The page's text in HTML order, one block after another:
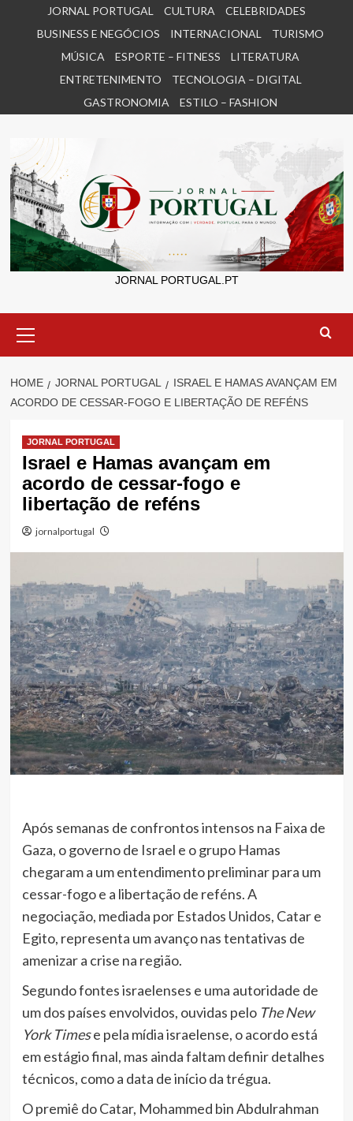
JORNAL PORTUGAL CULTURA
CELEBRIDADES
BUSINESS E NEGÓCIOS
INTERNACIONAL
TURISMO
MÚSICA
ESPORTE – FITNESS
LITERATURA
ENTRETENIMENTO
TECNOLOGIA – DIGITAL
GASTRONOMIA
ESTILO – FASHION
JORNAL PORTUGAL.PT
Menu
HOME JORNAL PORTUGAL
ISRAEL E HAMAS AVANÇAM EM
ACORDO DE CESSAR-FOGO E LIBERTAÇÃO DE REFÉNS
JORNAL PORTUGAL
Israel e Hamas avançam em
acordo de cessar-fogo e
libertação de reféns
jornalportugal
Após semanas de confrontos intensos na Faixa de
Gaza, o governo de Israel e o grupo Hamas
chegaram a um entendimento preliminar para um
cessar-fogo e a libertação de reféns. A
negociação, mediada por Estados Unidos, Catar e
Egito, representa um avanço nas tentativas de
amenizar a crise na região.
Segundo fontes israelenses e uma autoridade de
um dos países envolvidos, ouvidas pelo The New
York Timese pela mídia israelense, o acordo está
em estágio final, mas ainda faltam definir detalhes
técnicos, como a data de início da trégua.
O premiê do Catar, Mohammed bin Abdulrahman